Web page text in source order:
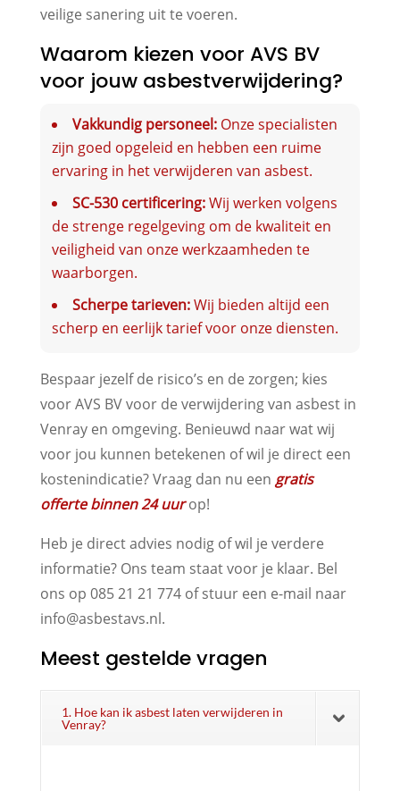
veilige sanering uit te voeren.
Waarom kiezen voor AVS BV
voor jouw asbestverwijdering?
Vakkundig personeel:Onze specialisten
zijn goed opgeleid en hebben een ruime
ervaring in het verwijderen van asbest.
SC-530 certificering:Wij werken volgens
de strenge regelgeving om de kwaliteit en
veiligheid van onze werkzaamheden te
waarborgen.
Scherpe tarieven:Wij bieden altijd een
scherp en eerlijk tarief voor onze diensten.
Bespaar jezelf de risico’s en de zorgen; kies
voor AVS BV voor de verwijdering van asbest in
Venray en omgeving. Benieuwd naar wat wij
voor jou kunnen betekenen of wil je direct een
kostenindicatie? Vraag dan nu een gratis
offerte binnen 24 uurop!
Heb je direct advies nodig of wil je verdere
informatie? Ons team staat voor je klaar. Bel
ons op 085 21 21 774 of stuur een e-mail naar
info@asbestavs.nl.
Meest gestelde vragen
1. Hoe kan ik asbest laten verwijderen in
Venray?